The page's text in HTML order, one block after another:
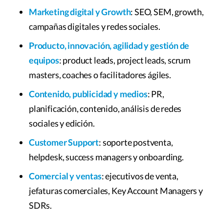
Marketing digital y Growth: SEO, SEM, growth,
campañas digitales y redes sociales.
Producto, innovación, agilidad y gestión de
equipos: product leads, project leads, scrum
masters, coaches o facilitadores ágiles.
Contenido, publicidad y medios: PR,
planificación, contenido, análisis de redes
sociales y edición.
Customer Support: soporte postventa,
helpdesk, success managers y onboarding.
Comercial y ventas: ejecutivos de venta,
jefaturas comerciales, Key Account Managers y
SDRs.